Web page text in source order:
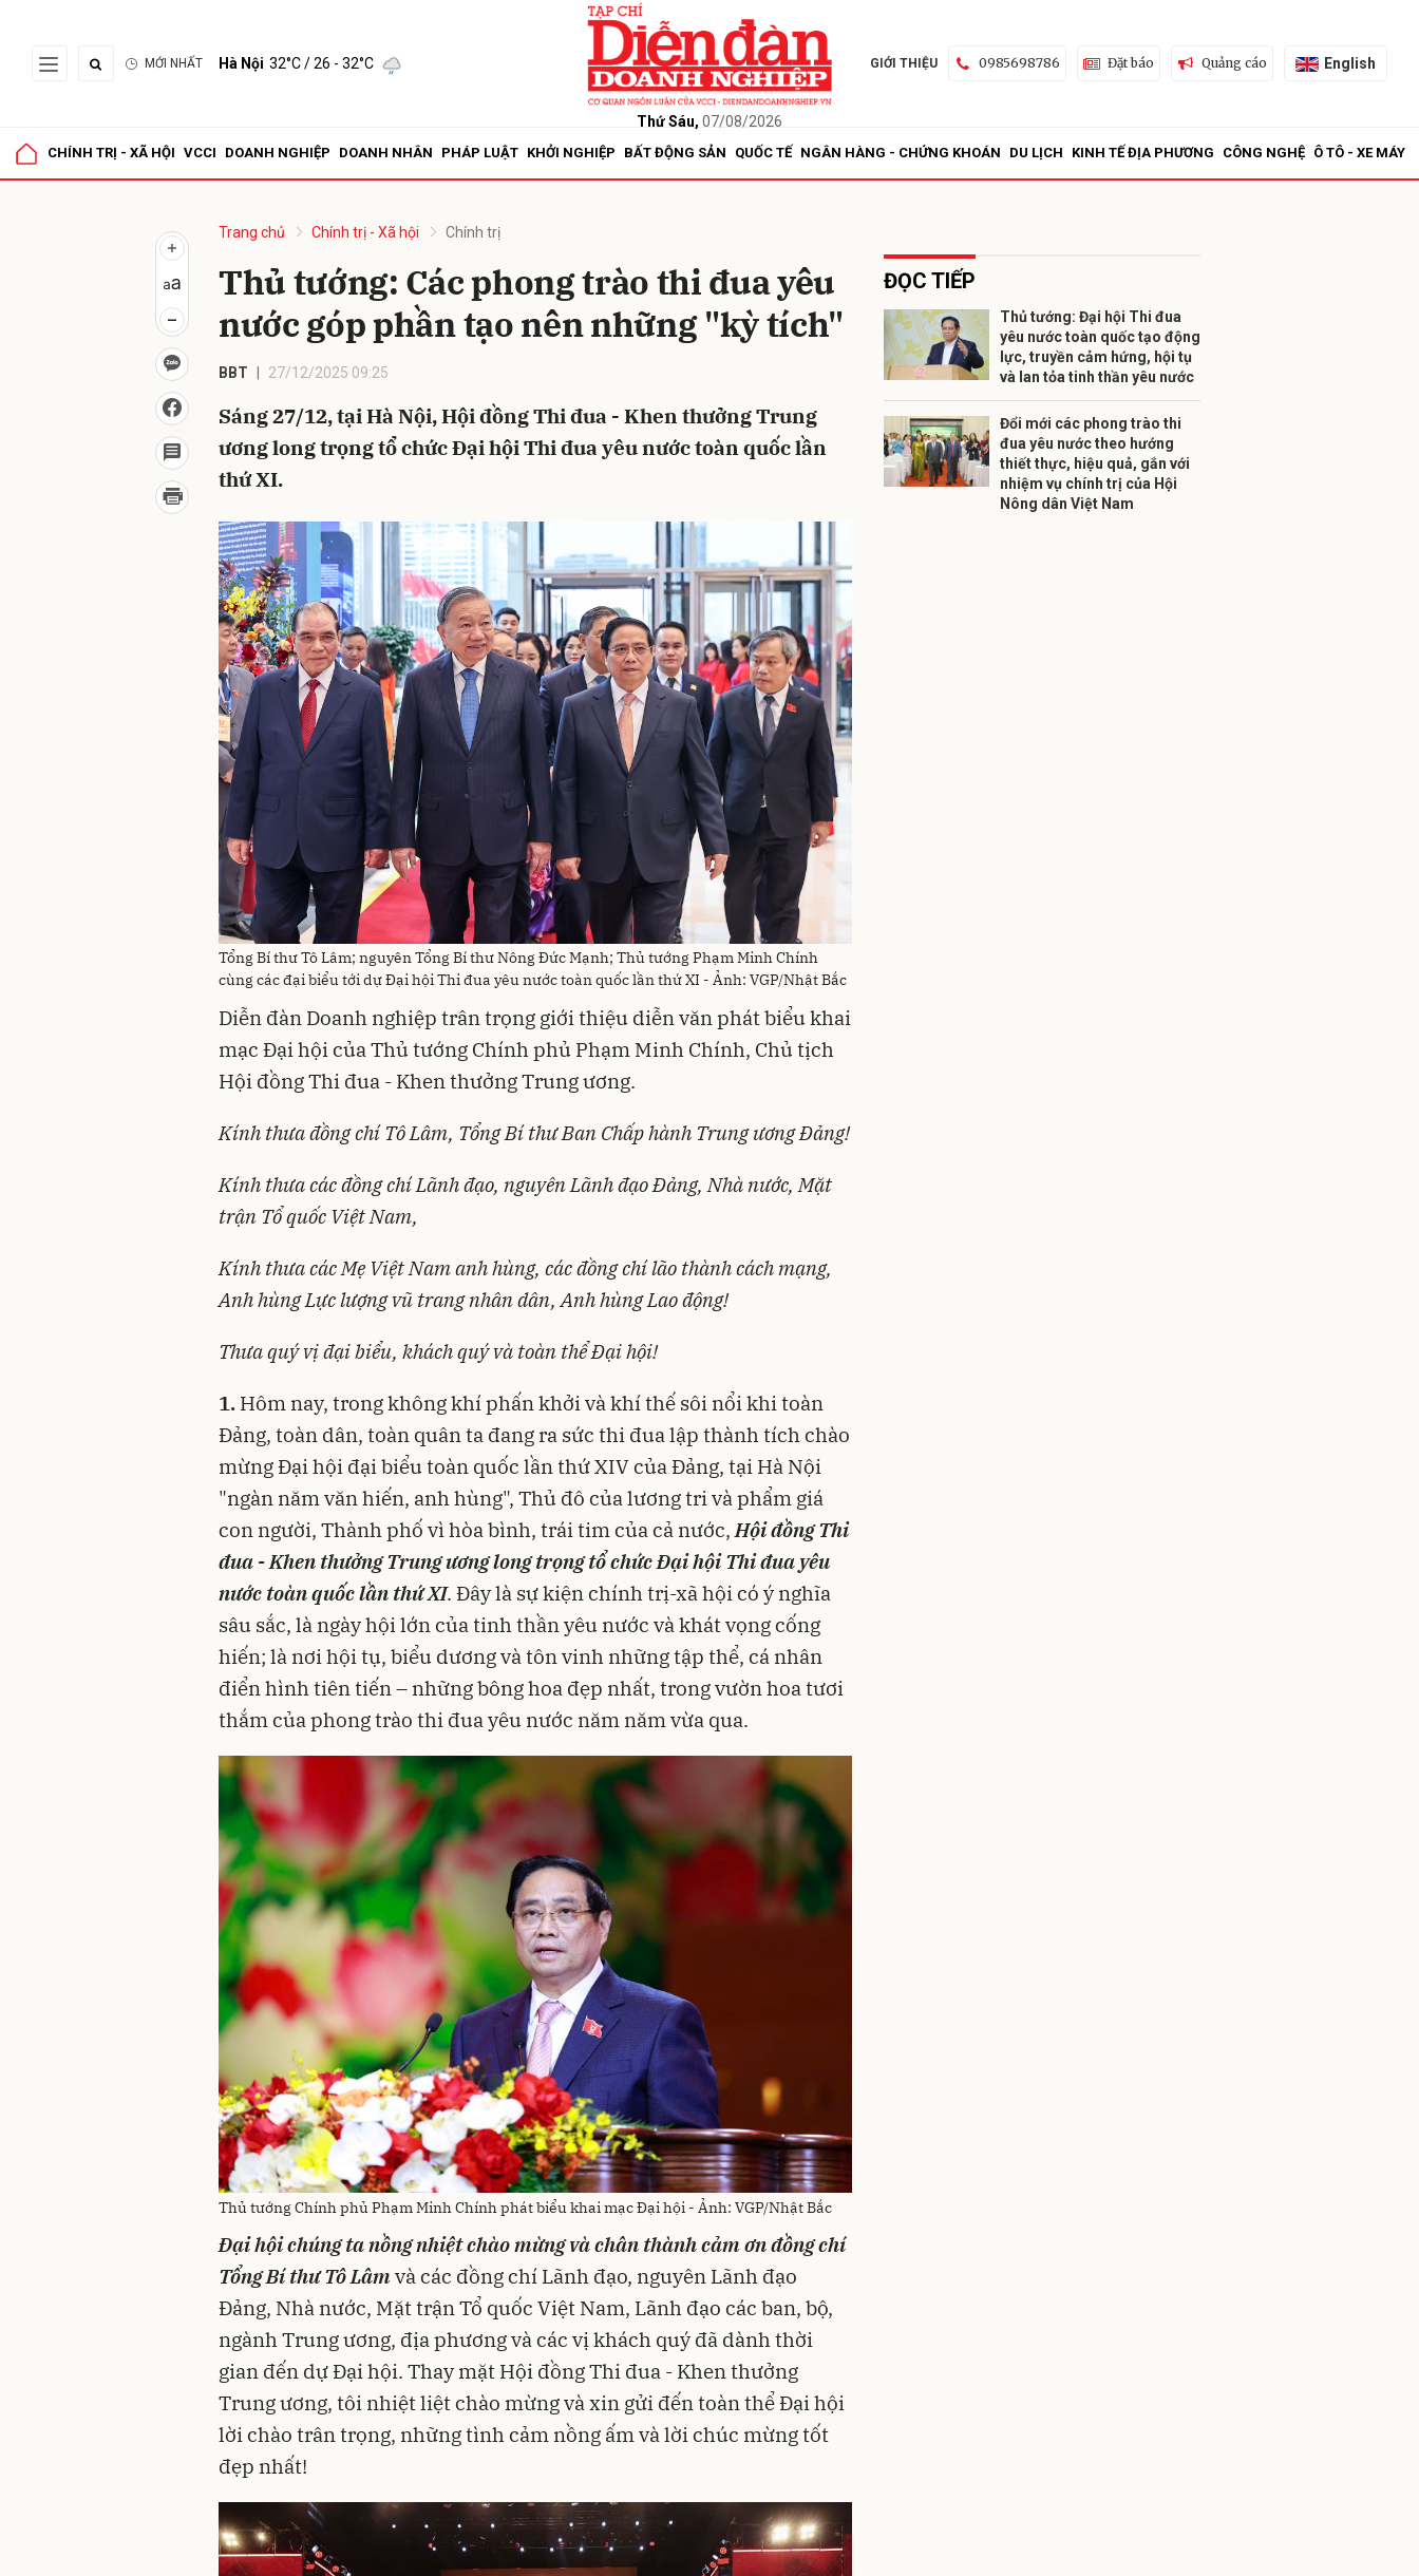
MỚI NHẤT Hà Nội 32°C/ 26 - 32°C
Thứ Sáu, 07/08/2026
GIỚI THIỆU 0985698786 Đặt báo Quảng cáo English
CHÍNH TRỊ - XÃ HỘI VCCI DOANH NGHIỆP DOANH NHÂN PHÁP LUẬT KHỞI NGHIỆP BẤT ĐỘNG SẢN QUỐC TẾ NGÂN HÀNG - CHỨNG KHOÁN DU LỊCH KINH TẾ ĐỊA PHƯƠNG CÔNG NGHỆ Ô TÔ - XE MÁY
Trang chủ Chính trị - Xã hội Chính trị
Thủ tướng: Các phong trào thi đua yêu
nước góp phần tạo nên những "kỳ tích"
BBT 27/12/2025 09:25
Sáng 27/12, tại Hà Nội, Hội đồng Thi đua - Khen thưởng Trung
ương long trọng tổ chức Đại hội Thi đua yêu nước toàn quốc lần
thứ XI.
Tổng Bí thư Tô Lâm; nguyên Tổng Bí thư Nông Đức Mạnh; Thủ tướng Phạm Minh Chính
cùng các đại biểu tới dự Đại hội Thi đua yêu nước toàn quốc lần thứ XI - Ảnh: VGP/Nhật Bắc
Diễn đàn Doanh nghiệp trân trọng giới thiệu diễn văn phát biểu khai
mạc Đại hội của Thủ tướng Chính phủ Phạm Minh Chính, Chủ tịch
Hội đồng Thi đua - Khen thưởng Trung ương.
Kính thưa đồng chí Tô Lâm, Tổng Bí thư Ban Chấp hành Trung ương Đảng!
Kính thưa các đồng chí Lãnh đạo, nguyên Lãnh đạo Đảng, Nhà nước, Mặt
trận Tổ quốc Việt Nam,
Kính thưa các Mẹ Việt Nam anh hùng, các đồng chí lão thành cách mạng,
Anh hùng Lực lượng vũ trang nhân dân, Anh hùng Lao động!
Thưa quý vị đại biểu, khách quý và toàn thể Đại hội!
1. Hôm nay, trong không khí phấn khởi và khí thế sôi nổi khi toàn
Đảng, toàn dân, toàn quân ta đang ra sức thi đua lập thành tích chào
mừng Đại hội đại biểu toàn quốc lần thứ XIV của Đảng, tại Hà Nội
"ngàn năm văn hiến, anh hùng", Thủ đô của lương tri và phẩm giá
con người, Thành phố vì hòa bình, trái tim của cả nước, Hội đồng Thi
đua - Khen thưởng Trung ương long trọng tổ chức Đại hội Thi đua yêu
nước toàn quốc lần thứ XI. Đây là sự kiện chính trị-xã hội có ý nghĩa
sâu sắc, là ngày hội lớn của tinh thần yêu nước và khát vọng cống
hiến; là nơi hội tụ, biểu dương và tôn vinh những tập thể, cá nhân
điển hình tiên tiến – những bông hoa đẹp nhất, trong vườn hoa tươi
thắm của phong trào thi đua yêu nước năm năm vừa qua.
Thủ tướng Chính phủ Phạm Minh Chính phát biểu khai mạc Đại hội - Ảnh: VGP/Nhật Bắc
Đại hội chúng ta nồng nhiệt chào mừng và chân thành cảm ơn đồng chí
Tổng Bí thư Tô Lâmvà các đồng chí Lãnh đạo, nguyên Lãnh đạo
Đảng, Nhà nước, Mặt trận Tổ quốc Việt Nam, Lãnh đạo các ban, bộ,
ngành Trung ương, địa phương và các vị khách quý đã dành thời
gian đến dự Đại hội. Thay mặt Hội đồng Thi đua - Khen thưởng
Trung ương, tôi nhiệt liệt chào mừng và xin gửi đến toàn thể Đại hội
lời chào trân trọng, những tình cảm nồng ấm và lời chúc mừng tốt
đẹp nhất!
ĐỌC TIẾP
Thủ tướng: Đại hội Thi đua
yêu nước toàn quốc tạo động
lực, truyền cảm hứng, hội tụ
và lan tỏa tinh thần yêu nước
Đổi mới các phong trào thi
đua yêu nước theo hướng
thiết thực, hiệu quả, gắn với
nhiệm vụ chính trị của Hội
Nông dân Việt Nam
Gửi